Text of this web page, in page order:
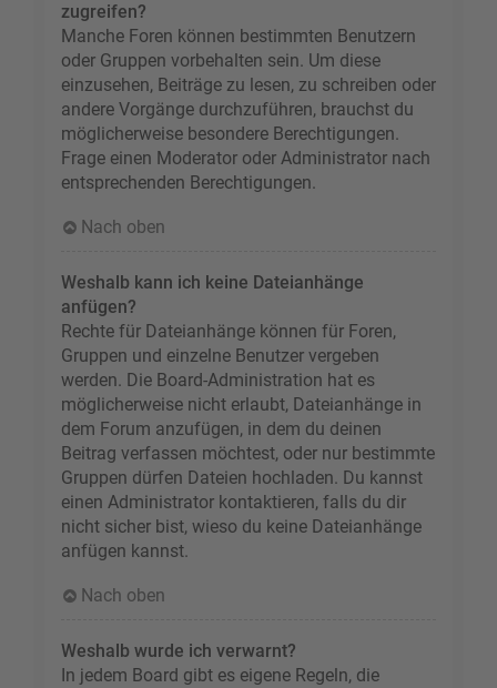
zugreifen?
Manche Foren können bestimmten Benutzern
oder Gruppen vorbehalten sein. Um diese
einzusehen, Beiträge zu lesen, zu schreiben oder
andere Vorgänge durchzuführen, brauchst du
möglicherweise besondere Berechtigungen.
Frage einen Moderator oder Administrator nach
entsprechenden Berechtigungen.
Nach oben
Weshalb kann ich keine Dateianhänge
anfügen?
Rechte für Dateianhänge können für Foren,
Gruppen und einzelne Benutzer vergeben
werden. Die Board-Administration hat es
möglicherweise nicht erlaubt, Dateianhänge in
dem Forum anzufügen, in dem du deinen
Beitrag verfassen möchtest, oder nur bestimmte
Gruppen dürfen Dateien hochladen. Du kannst
einen Administrator kontaktieren, falls du dir
nicht sicher bist, wieso du keine Dateianhänge
anfügen kannst.
Nach oben
Weshalb wurde ich verwarnt?
In jedem Board gibt es eigene Regeln, die